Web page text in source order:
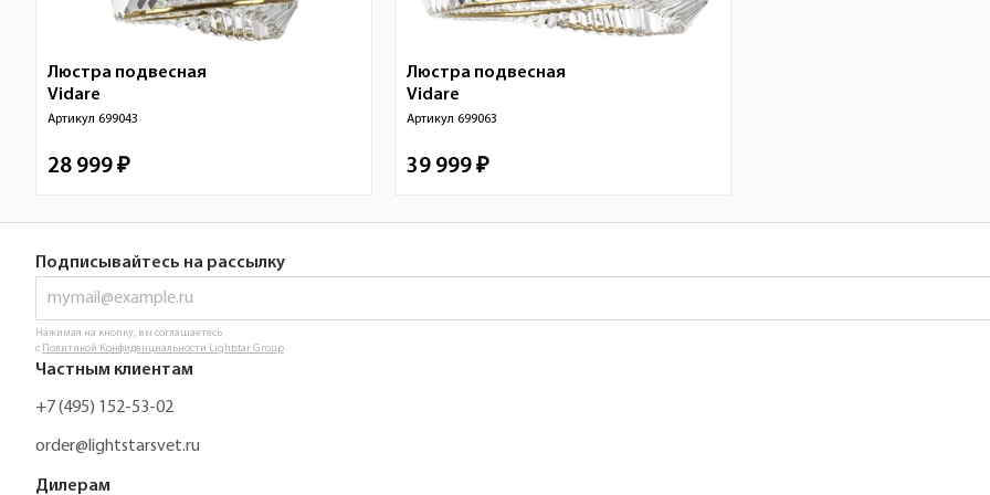
Люстра подвесная
Vidare
Артикул 699043
28 999 ₽
Люстра подвесная
Vidare
Артикул 699063
39 999 ₽
Подписывайтесь на рассылку
Нажимая на кнопку, вы соглашаетесь
с Политикой Конфиденциальности Lightstar Group
Частным клиентам
+7 (495) 152-53-02
order@lightstarsvet.ru
Дилерам